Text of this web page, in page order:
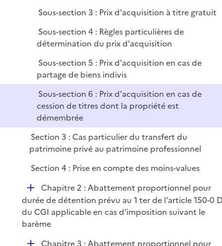
Sous-section 3 : Prix d'acquisition à titre gratuit
Sous-section 4 : Règles particulières de
détermination du prix d'acquisition
Sous-section 5 : Prix d'acquisition en cas de
partage de biens indivis
Sous-section 6 : Prix d'acquisition en cas de
cession de titres dont la propriété est
démembrée
Section 3 : Cas particulier du transfert du
patrimoine privé au patrimoine professionnel
Section 4 : Prise en compte des moins-values
D
é
p
l
Chapitre 2 : Abattement proportionnel pour
durée de détention prévu au 1 ter de l'article 150-0
du CGI applicable en cas d'imposition suivant le
barème
D